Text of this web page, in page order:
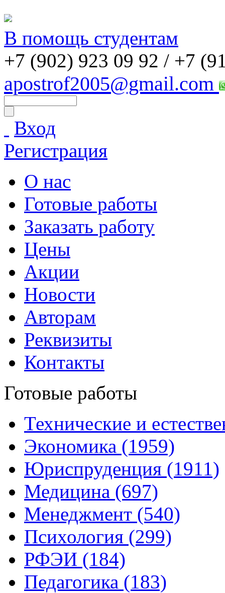
В помощь студентам
+7 (902) 923 09 92 / +7
apostrof2005@gmail.com
Вход
Регистрация
О нас
Готовые работы
Заказать работу
Цены
Акции
Новости
Авторам
Реквизиты
Контакты
Готовые работы
Технические и
Экономика (1959)
Юриспруденция (1911)
Медицина (697)
Менеджмент (540)
Психология (299)
РФЭИ (184)
Педагогика (183)